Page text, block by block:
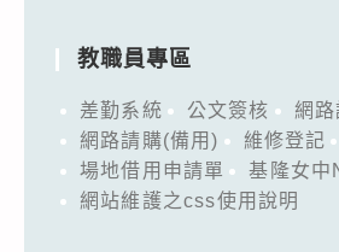
教職員專區
差勤系統 公文簽核
網路
網路請購(備用)
維修登記
場地借用申請單
基隆女
網站維護之css使用說明